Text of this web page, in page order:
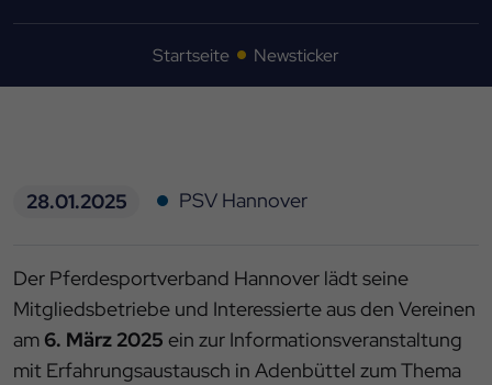
Startseite Newsticker
28.01.2025 PSV Hannover
Der Pferdesportverband Hannover lädt seine
Mitgliedsbetriebe und Interessierte aus den Vereinen
am 6. März 2025 ein zur Informationsveranstaltung
mit Erfahrungsaustausch in Adenbüttel zum Thema